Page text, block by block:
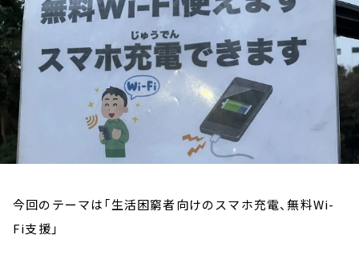
今回のテーマは「生活困窮者向けのスマホ充電、無料Wi-
Fi支援」